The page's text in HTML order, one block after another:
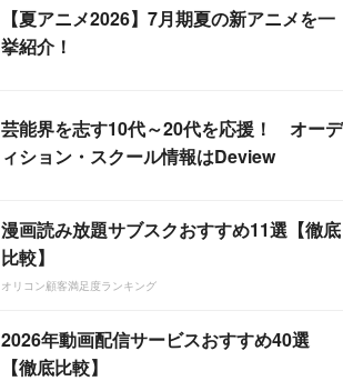
【夏アニメ2026】7月期夏の新アニメを一
挙紹介！
芸能界を志す10代～20代を応援！ オーデ
ィション・スクール情報はDeview
漫画読み放題サブスクおすすめ11選【徹底
比較】
オリコン顧客満足度ランキング
2026年動画配信サービスおすすめ40選
【徹底比較】